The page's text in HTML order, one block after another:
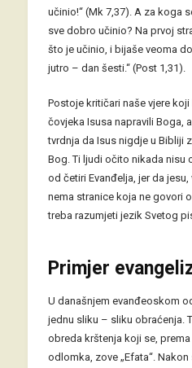
učinio!“ (Mk 7,37). A za koga
sve dobro učinio? Na prvoj
što je učinio, i bijaše veoma
jutro – dan šesti.“ (Post 1,31).
Postoje kritičari naše vjere
čovjeka Isusa napravili Boga,
tvrdnja da Isus nigdje u Bibliji
Bog. Ti ljudi očito nikada nisu
od četiri Evanđelja, jer da
nema stranice koja ne govori
treba razumjeti jezik Svetog
Primjer
U današnjem evanđeoskom
jednu sliku – sliku obraćenja.
obreda krštenja koji se,
odlomka, zove „Efata“.